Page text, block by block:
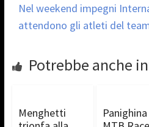
Nel weekend impegni
attendono gli atleti del
Potrebbe anche
Menghetti
Panighina